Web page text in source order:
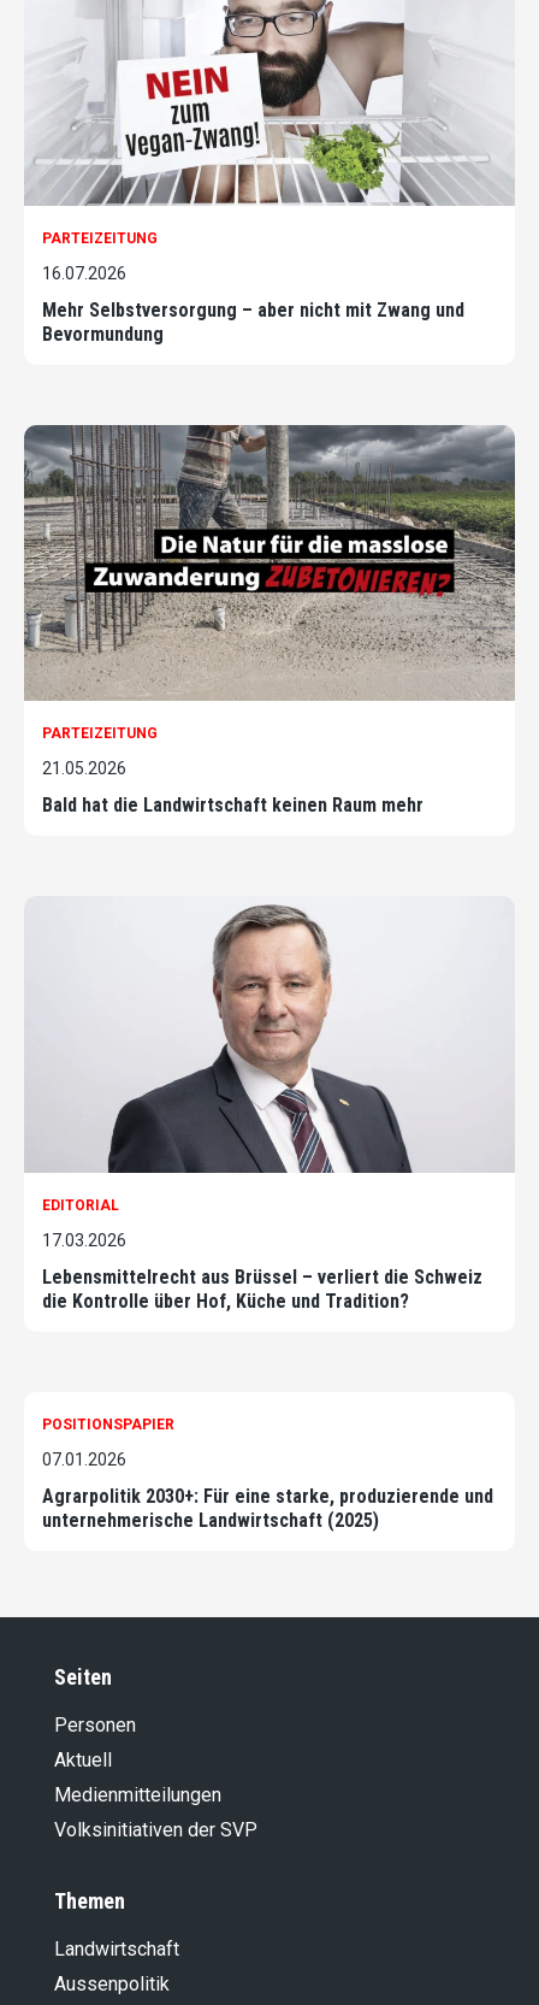
PARTEIZEITUNG
16.07.2026
Mehr Selbstversorgung – aber nicht mit Zwang und
Bevormundung
PARTEIZEITUNG
21.05.2026
Bald hat die Landwirtschaft keinen Raum mehr
EDITORIAL
17.03.2026
Lebensmittelrecht aus Brüssel – verliert die Schweiz
die Kontrolle über Hof, Küche und Tradition?
POSITIONSPAPIER
07.01.2026
Agrarpolitik 2030+: Für eine starke, produzierende und
unternehmerische Landwirtschaft (2025)
Seiten
Personen
Aktuell
Medienmitteilungen
Volksinitiativen der SVP
Themen
Landwirt­schaft
Aussenpolitik